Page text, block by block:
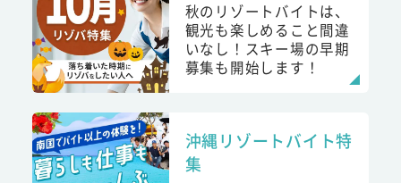
秋のリゾートバイトは、
観光も楽しめること間違
いなし！スキー場の早期
募集も開始します！
沖縄リゾートバイト特
集